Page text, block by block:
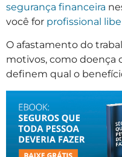
segurança financeira
você for profissional
O afastamento do
motivos, como doença
definem qual o